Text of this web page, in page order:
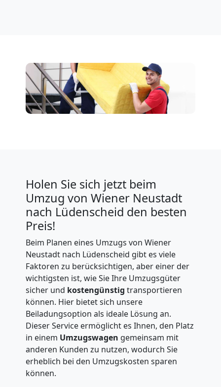
Holen Sie sich jetzt beim
Umzug von Wiener Neustadt
nach Lüdenscheid den besten
Preis!
Beim Planen eines Umzugs von Wiener
Neustadt nach Lüdenscheid gibt es viele
Faktoren zu berücksichtigen, aber einer der
wichtigsten ist, wie Sie Ihre Umzugsgüter
sicher und kostengünstig transportieren
können. Hier bietet sich unsere
Beiladungsoption als ideale Lösung an.
Dieser Service ermöglicht es Ihnen, den Platz
in einem Umzugswagen gemeinsam mit
anderen Kunden zu nutzen, wodurch Sie
erheblich bei den Umzugskosten sparen
können.